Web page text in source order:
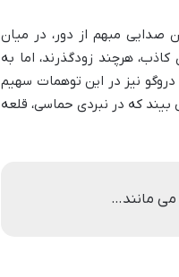
صدایی مبهم از دور، در میان
هرچند زودگذرند، اما به
دروگو نیز در این توهمات سهیم
که در نبردی حماسی، قلعه
می مانند…